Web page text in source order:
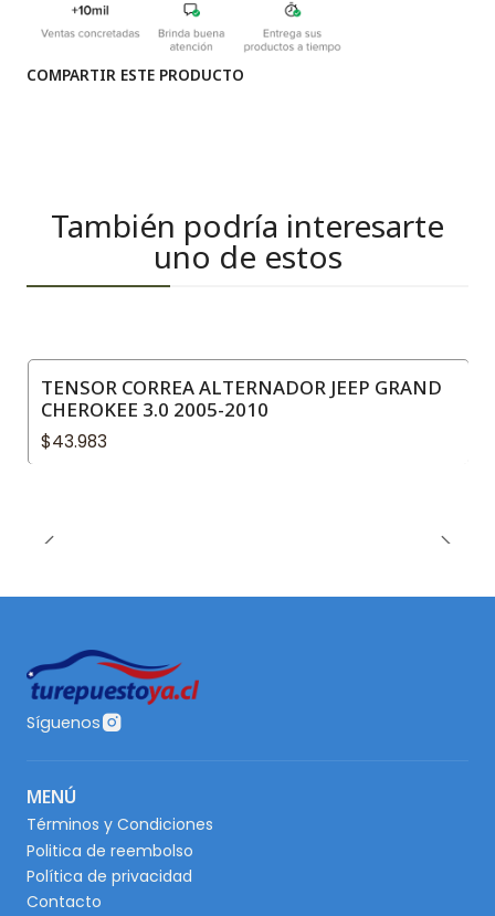
COMPARTIR ESTE PRODUCTO
También podría interesarte
uno de estos
TENSOR CORREA ALTERNADOR JEEP GRAND
CHEROKEE 3.0 2005-2010
$43.983
Síguenos
MENÚ
Términos y Condiciones
Politica de reembolso
Política de privacidad
Contacto